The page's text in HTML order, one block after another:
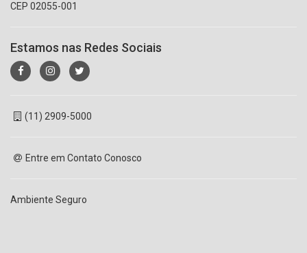
CEP 02055-001
Estamos nas Redes Sociais
(11) 2909-5000
Entre em Contato Conosco
Ambiente Seguro